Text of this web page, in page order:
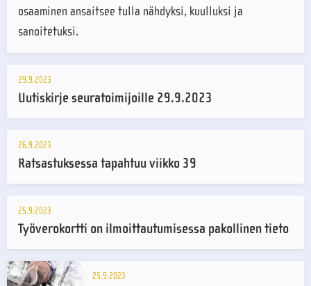
osaaminen ansaitsee tulla nähdyksi, kuulluksi ja
sanoitetuksi.
29.9.2023
Uutiskirje seuratoimijoille 29.9.2023
26.9.2023
Ratsastuksessa tapahtuu viikko 39
25.9.2023
Työverokortti on ilmoittautumisessa pakollinen tieto
25.9.2023